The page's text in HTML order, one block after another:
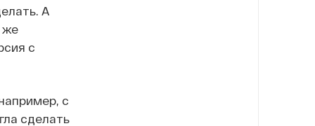
А
же
с
с
сделать